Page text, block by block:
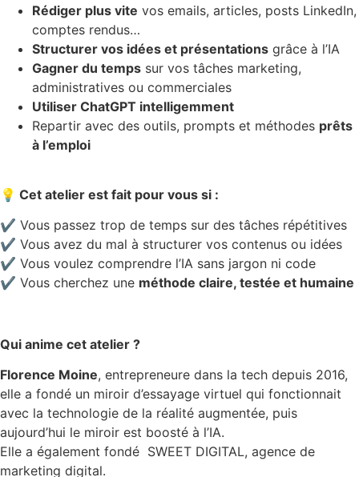
Rédiger plus vite vos emails, articles, posts LinkedIn,
comptes rendus…
Structurer vos idées et présentations grâce à l’IA
Gagner du temps sur vos tâches marketing,
administratives ou commerciales
Utiliser ChatGPT intelligemment
Repartir avec des outils, prompts et méthodes prêts
à l’emploi
💡 Cet atelier est fait pour vous si :
✔️ Vous passez trop de temps sur des tâches répétitives
✔️ Vous avez du mal à structurer vos contenus ou idées
✔️ Vous voulez comprendre l’IA sans jargon ni code
✔️ Vous cherchez une méthode claire, testée et humaine
Qui anime cet atelier ?
Florence Moine, entrepreneure dans la tech depuis 2016,
elle a fondé un miroir d’essayage virtuel qui fonctionnait
avec la technologie de la réalité augmentée, puis
aujourd’hui le miroir est boosté à l’IA.
Elle a également fondé SWEET DIGITAL, agence de
marketing digital.